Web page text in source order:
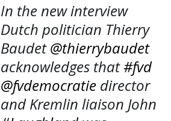
In the new interview
Dutch politician Thierry
Baudet@thierrybaudet
acknowledges that#fvd
@fvdemocratie director
and Kremlin liaison John